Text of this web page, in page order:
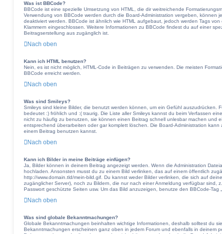
Was ist BBCode?
BBCode ist eine spezielle Umsetzung von HTML, die dir weitreichende
Verwendung von BBCode werden durch die Board-Administration vergeben, können
deaktiviert werden. BBCode ist ähnlich wie HTML aufgebaut, jedoch werden Tags von
Klammern eingeschlossen. Weitere Informationen zu BBCode findest du auf einer
Beitragserstellung aus zugänglich ist.
Nach oben
Kann ich HTML benutzen?
Nein, es ist nicht möglich, HTML-Code in Beiträgen zu verwenden. Die meisten
BBCode erreicht werden.
Nach oben
Was sind Smileys?
Smileys sind kleine Bilder, die benutzt werden können, um ein Gefühl auszudrücken.
bedeutet :) fröhlich und :( traurig. Die Liste aller Smileys kannst du beim Verfassen
nicht zu häufig zu benutzen, sie können einen Beitrag schnell unlesbar machen und
entsprechend überarbeiten oder gar komplett löschen. Die Board-Administration
einem Beitrag benutzen kannst.
Nach oben
Kann ich Bilder in meine Beiträge einfügen?
Ja, Bilder können in deinem Beitrag angezeigt werden. Wenn die Administration
hochladen. Ansonsten musst du zu einem Bild verlinken, das auf einem öffentlich
http://www.domain.tld/mein-bild.gif. Du kannst weder Bilder verlinken, die sich auf
zugänglicher Server), noch zu Bildern, die nur nach einer Anmeldung verfügbar sind,
Passwort geschützte Seiten usw. Um das Bild anzuzeigen, benutze den BBCode-Tag
Nach oben
Was sind globale Bekanntmachungen?
Globale Bekanntmachungen beinhalten wichtige Informationen, deshalb solltest du
Bekanntmachungen erscheinen ganz oben in jedem Forum und ebenfalls in deinem